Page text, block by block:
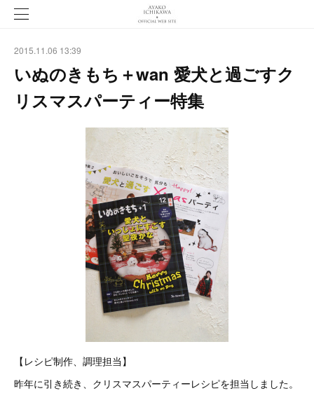
2015.11.06 13:39
いぬのきもち＋wan 愛犬と過ごすク
リスマスパーティー特集
【レシピ制作、調理担当】
昨年に引き続き、クリスマスパーティーレシピを担当しました。